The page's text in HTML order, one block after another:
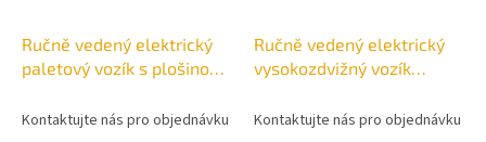
Ručně vedený elektrický
paletový vozík s plošinou
Kontaktujte nás pro objednávku
Ručně vedený elektrický
vysokozdvižný vozík
Kontaktujte nás pro objednávku